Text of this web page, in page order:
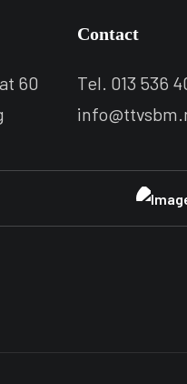
60
Contact
Tel. 013 536